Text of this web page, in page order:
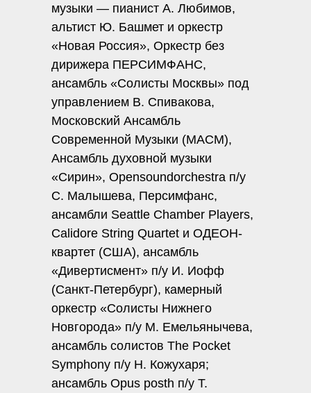
музыки — пианист А. Любимов,
альтист Ю. Башмет и оркестр
«Новая Россия», Оркестр без
дирижера ПЕРСИМФАНС,
ансамбль «Солисты Москвы» под
управлением В. Спивакова,
Московский Ансамбль
Современной Музыки (МАСМ),
Ансамбль духовной музыки
«Сирин», Opensoundorchestra п/у
С. Малышева, Персимфанс,
ансамбли Seattle Chamber Players,
Calidore String Quartet и ОДЕОН-
квартет (США), ансамбль
«Дивертисмент» п/у И. Иофф
(Санкт-Петербург), камерный
оркестр «Солисты Нижнего
Новгорода» п/у М. Емельянычева,
ансамбль солистов The Pocket
Symphony п/у Н. Кожухаря;
ансамбль Opus posth п/у Т.